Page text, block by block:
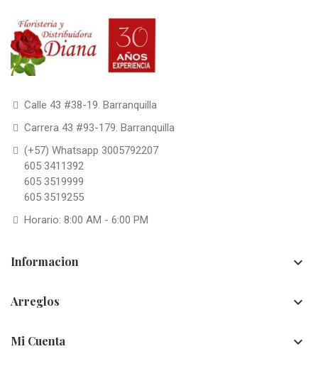
Calle 43 #38-19. Barranquilla
Carrera 43 #93-179. Barranquilla
(+57) Whatsapp 3005792207
605 3411392
605 3519999
605 3519255
Horario: 8:00 AM - 6:00 PM
Informacion 
Arreglos 
Mi Cuenta 